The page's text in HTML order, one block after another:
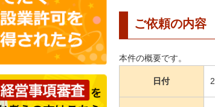
ご依頼の内容
本件の概要です。
日付